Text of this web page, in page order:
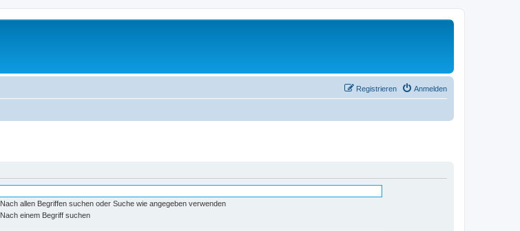
Anmelden
Registrieren
Nach allen Begriffen suchen oder Suche wie angegeben verwenden
Nach einem Begriff suchen